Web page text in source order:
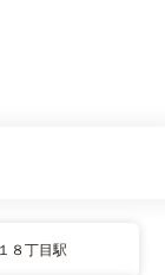
８丁目駅